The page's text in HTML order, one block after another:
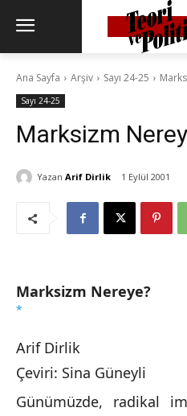
Ana Sayfa Arşiv Sayı 24-25
Sayı 24-25
Marksizm
Yazan Arif Dirlik 1 Eylül 2001
Marksizm Nereye?
*
Arif Dirlik
Çeviri: Sina Güneyli
Günümüzde, radikal